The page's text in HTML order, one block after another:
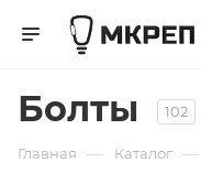
Болты 102
Главная — Каталог —